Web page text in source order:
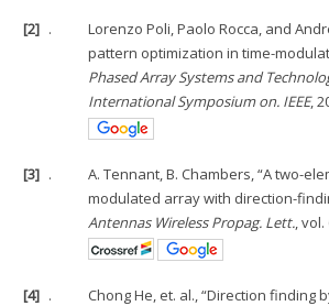
[2] .
Lorenzo Poli, Paolo Rocca, and
pattern optimization in time-
Phased Array Systems and
International Symposium on. IEEE,
[3] .
A. Tennant, B. Chambers, “A two-
modulated array with direction-
Antennas Wireless Propag. Lett., vol.
[4] .
Chong He, et. al., “Direction finding